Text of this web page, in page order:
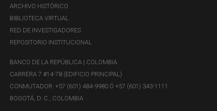
ARCHIVO HISTÓRICO
BIBLIOTECA VIRTUAL
RED DE INVESTIGADORES
REPOSITORIO INSTITUCIONAL
BANCO DE LA REPÚBLICA | COLOMBIA
CARRERA 7 #14-78 (EDIFICIO PRINCIPAL)
CONMUTADOR: +57 (601) 484-9980 Ó +57 (601) 343-1111
BOGOTÁ, D. C., COLOMBIA